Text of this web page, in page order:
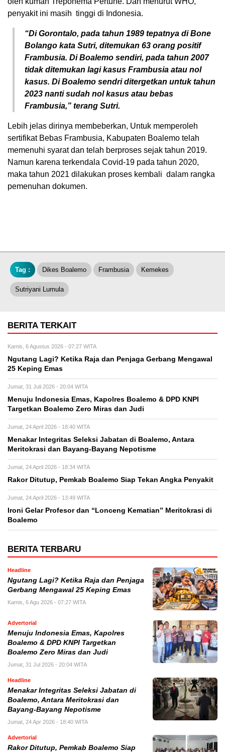
penyakit ini masih tinggi di Indonesia.
“Di Gorontalo, pada tahun 1989 tepatnya di Bone
Bolango kata Sutri, ditemukan 63 orang positif
Frambusia. Di Boalemo sendiri, pada tahun 2007
tidak ditemukan lagi kasus Frambusia atau nol
kasus. Di Boalemo sendri ditergetkan untuk tahun
2023 nanti sudah nol kasus atau bebas
Frambusia,” terang Sutri.
Lebih jelas dirinya membeberkan, Untuk memperoleh
sertifikat Bebas Frambusia, Kabupaten Boalemo telah
memenuhi syarat dan telah berproses sejak tahun 2019.
Namun karena terkendala Covid-19 pada tahun 2020,
maka tahun 2021 dilakukan proses kembali dalam rangka
pemenuhan dokumen.
Tag : Dikes Boalemo Frambusia Kemekes
Sutriyani Lumula
BERITA TERKAIT
Kamis, 6 Agustus 2026 - 07:27 WITA
Ngutang Lagi? Ketika Raja dan Penjaga Gerbang Mengawal
25 Keping Emas
Jumat, 31 Juli 2026 - 20:04 WITA
Menuju Indonesia Emas, Kapolres Boalemo & DPD KNPI
Targetkan Boalemo Zero Miras dan Judi
Jumat, 24 April 2026 - 18:40 WITA
Menakar Integritas Seleksi Jabatan di Boalemo, Antara
Meritokrasi dan Bayang-Bayang Nepotisme
Jumat, 24 April 2026 - 18:34 WITA
Rakor Ditutup, Pemkab Boalemo Siap Tekan Angka Penyakit
Jumat, 24 April 2026 - 13:49 WITA
Ironi Gelar Profesor dan “Lonceng Kematian” Meritokrasi di
Boalemo
BERITA TERBARU
Headline
Ngutang Lagi? Ketika Raja dan Penjaga
Gerbang Mengawal 25 Keping Emas
Kamis, 6 Agu 2026 - 07:27 WITA
Advertorial
Menuju Indonesia Emas, Kapolres
Boalemo & DPD KNPI Targetkan
Boalemo Zero Miras dan Judi
Jumat, 31 Jul 2026 - 20:04 WITA
Headline
Menakar Integritas Seleksi Jabatan di
Boalemo, Antara Meritokrasi dan
Bayang-Bayang Nepotisme
Jumat, 24 Apr 2026 - 18:40 WITA
Advertorial
Rakor Ditutup, Pemkab Boalemo Siap